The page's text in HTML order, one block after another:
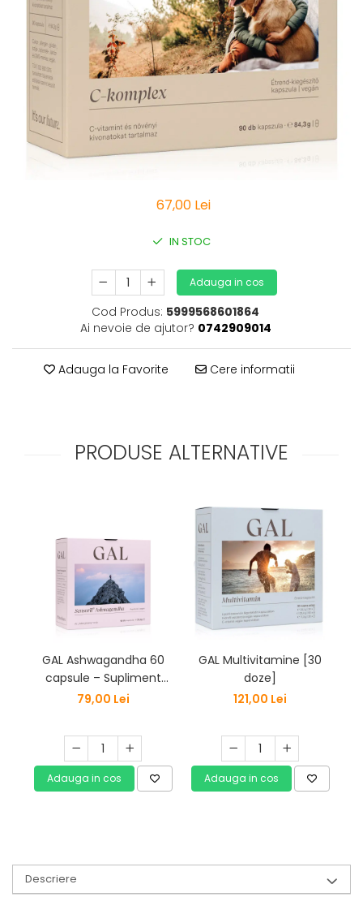
Vitamine Gal
67,00 Lei
IN STOC
Adauga in cos
Cod Produs: 5999568601864
Ai nevoie de ajutor? 0742909014
Adauga la Favorite Cere informatii
PRODUSE ALTERNATIVE
GAL Ashwagandha 60
capsule – Supliment
pentru Reducerea
Energiei
79,00 Lei
Adauga in cos
GAL Multivitamine [30
doze]
121,00 Lei
Adauga in cos
Descriere